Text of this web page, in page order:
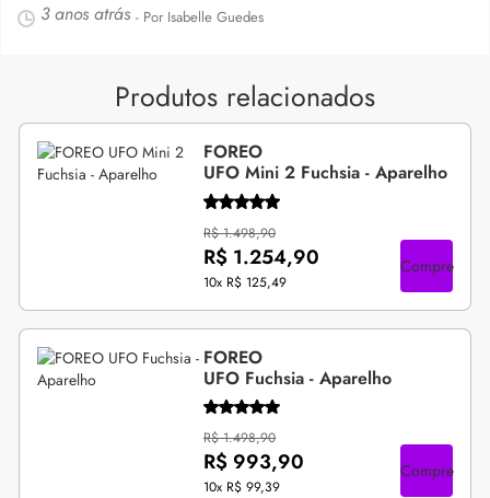
3 anos atrás - Por Isabelle Guedes
Produtos relacionados
FOREO
UFO Mini 2 Fuchsia - Aparelho
R$ 1.498,90
R$ 1.254,90
10x R$ 125,49
Compre
FOREO
UFO Fuchsia - Aparelho
R$ 1.498,90
R$ 993,90
10x R$ 99,39
Compre